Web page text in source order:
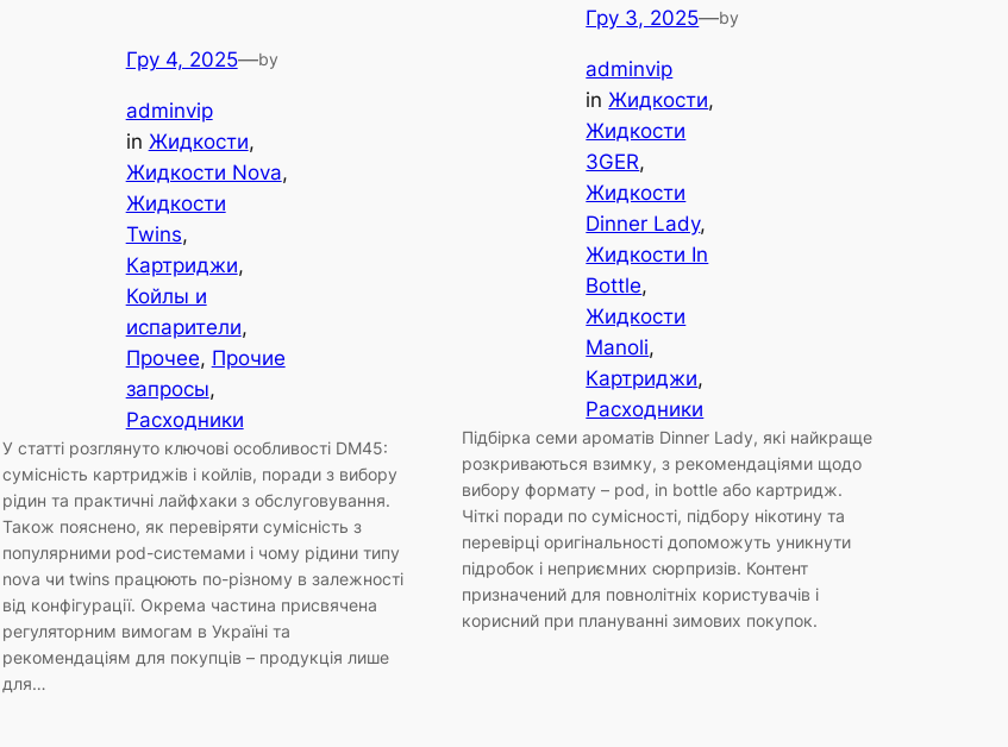
Гру 4, 2025—by
adminvip
in Жидкости
Жидкости Nova
Жидкости
Twins
Картриджи
Койлы и
испарители
Прочее, Прочие
запросы
Расходники
У статті розглянуто ключові особливості DM45:
сумісність картриджів і койлів, поради з вибору
рідин та практичні лайфхаки з обслуговування.
Також пояснено, як перевіряти сумісність з
популярними pod-системами і чому рідини типу
nova чи twins працюють по-різному в залежності
від конфігурації. Окрема частина присвячена
регуляторним вимогам в Україні та
рекомендаціям для покупців – продукція лише
для…
Гру 3, 2025—by
adminvip
inЖидкости
Жидкости
3GER
Жидкости
Dinner Lady
Жидкости In
Bottle
Жидкости
Manoli
Картриджи
Расходники
Підбірка семи ароматів Dinner Lady, які найкраще
розкриваються взимку, з рекомендаціями щодо
вибору формату – pod, in bottle або картридж.
Чіткі поради по сумісності, підбору нікотину та
перевірці оригінальності допоможуть уникнути
підробок і неприємних сюрпризів. Контент
призначений для повнолітніх користувачів і
корисний при плануванні зимових покупок.